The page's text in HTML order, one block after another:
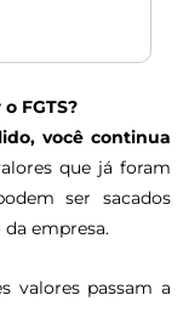
FGTS?
você continua
que já foram
ser sacados
empresa.
valores passam a